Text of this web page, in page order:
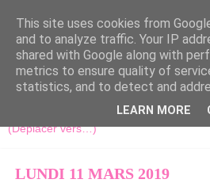
LUNDI 11 MARS 2019
This site uses cookies from
and to analyze traffic. Your IP
shared with Google along with
metrics to ensure quality of
statistics, and to detect and
LEARN MORE